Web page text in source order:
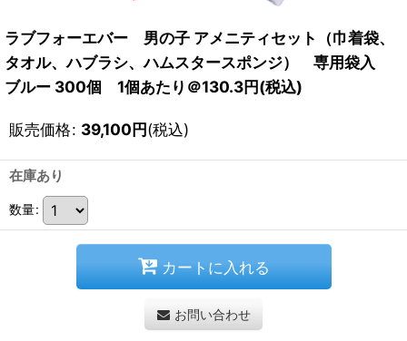
ラブフォーエバー 男の子 アメニティセット（巾着袋、
タオル、ハブラシ、ハムスタースポンジ） 専用袋入
ブルー 300個 1個あたり＠130.3円(税込)
販売価格: 39,100円(税込)
在庫あり
数量:
カートに入れる
お問い合わせ